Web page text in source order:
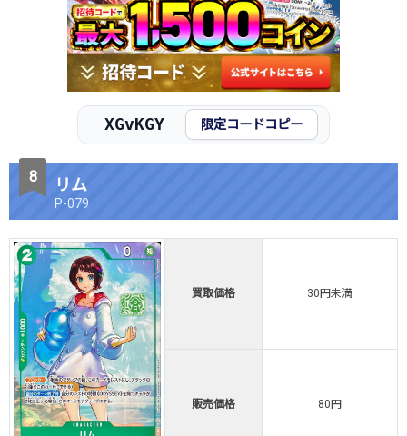
XGvKGY 限定コードコピー
リム
P-079
買取価格 30円未満
販売価格 80円